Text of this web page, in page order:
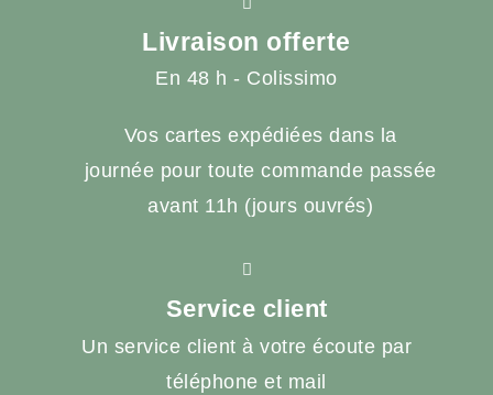
Livraison offerte
En 48 h - Colissimo
Vos cartes expédiées dans la
journée pour toute commande passée
avant 11h (jours ouvrés)
Service client
Un service client à votre écoute par
téléphone et mail